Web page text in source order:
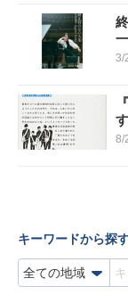
3/
8/
キーワードから探